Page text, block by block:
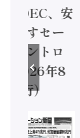
/ IDEC、安
かすセー
コントロ
2026年8
発行）